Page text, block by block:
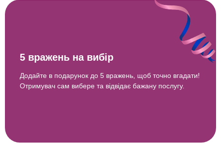
5 вражень на вибір
Додайте в подарунок до 5 вражень, щоб точно вгадати!
Отримувач сам вибере та відвідає бажану послугу.